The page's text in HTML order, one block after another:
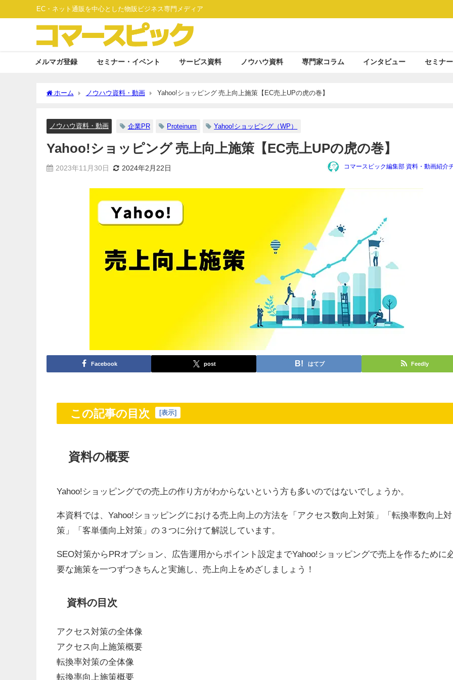
EC・ネット通販を中心とした物販ビジネス専門メディア
メルマガ登録 セミナー・イベント サービス資料 ノウハウ資料 専門家コラム インタビュー セミナ
ホーム ノウハウ資料・動画 Yahoo!ショッピング 売上向上施策【EC売上UPの虎の巻】
ノウハウ資料・動画 企業PR Proteinum Yahoo!ショッピング（WP）
Yahoo!ショッピング 売上向上施策【EC売上UPの虎の巻】
2023年11月30日 2024年2月22日 コマースピック編集部 資料・動画紹介
Facebook post はてブ Feedly
この記事の目次 [表示]
資料の概要
Yahoo!ショッピングでの売上の作り方がわからないという方も多いのではないでしょうか。
本資料では、Yahoo!ショッピングにおける売上向上の方法を「アクセス数向上対策」「転換率数向上対
策」「客単価向上対策」の３つに分けて解説しています。
SEO対策からPRオプション、広告運用からポイント設定までYahoo!ショッピングで売上を作るために
要な施策を一つずつきちんと実施し、売上向上をめざしましょう！
資料の目次
アクセス対策の全体像
アクセス向上施策概要
転換率対策の全体像
転換率向上施策概要